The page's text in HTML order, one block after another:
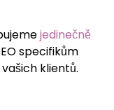
jedinečně
specifikům
klientů.